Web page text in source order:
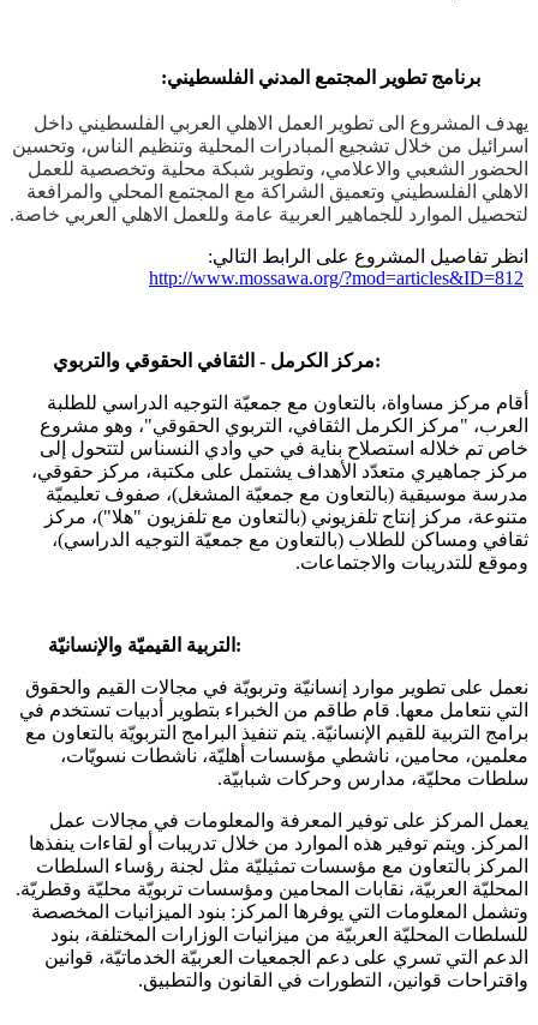
برنامج تطوير المجتمع المدني الفلسطيني:
يهدف المشروع الى تطوير العمل الاهلي العربي الفلسطيني داخل
اسرائيل من خلال تشجيع المبادرات المحلية وتنظيم الناس، وتحسين
الحضور الشعبي والاعلامي، وتطوير شبكة محلية وتخصصية للعمل
الاهلي الفلسطيني وتعميق الشراكة مع المجتمع المحلي والمرافعة
لتحصيل الموارد للجماهير العربية عامة وللعمل الاهلي العربي خاصة.
انظر تفاصيل المشروع على الرابط التالي:
http://www.mossawa.org/?mod=articles&ID=812
مركز الكرمل - الثقافي الحقوقي والتربوي:
أقام مركز مساواة، بالتعاون مع جمعيّة التوجيه الدراسي للطلبة
العرب، "مركز الكرمل الثقافي، التربوي الحقوقي"، وهو مشروع
خاص تم خلاله استصلاح بناية في حي وادي النسناس لتتحول إلى
مركز جماهيري متعدّد الأهداف يشتمل على مكتبة، مركز حقوقي،
مدرسة موسيقية (بالتعاون مع جمعيّة المشغل)، صفوف تعليميّة
متنوعة، مركز إنتاج تلفزيوني (بالتعاون مع تلفزيون "هلا")، مركز
ثقافي ومساكن للطلاب (بالتعاون مع جمعيّة التوجيه الدراسي)،
وموقع للتدريبات والاجتماعات.
التربية القيميّة والإنسانيّة:
نعمل على تطوير موارد إنسانيّة وتربويّة في مجالات القيم والحقوق
التي نتعامل معها. قام طاقم من الخبراء بتطوير أدبيات تستخدم في
برامج التربية للقيم الإنسانيّة. يتم تنفيذ البرامج التربويّة بالتعاون مع
معلمين، محامين، ناشطي مؤسسات أهليّة، ناشطات نسويّات،
سلطات محليّة، مدارس وحركات شبابيّة.
يعمل المركز على توفير المعرفة والمعلومات في مجالات عمل
المركز. ويتم توفير هذه الموارد من خلال تدريبات أو لقاءات ينفذها
المركز بالتعاون مع مؤسسات تمثيليّة مثل لجنة رؤساء السلطات
المحليّة العربيّة، نقابات المحامين ومؤسسات تربويّة محليّة وقطريّة.
وتشمل المعلومات التي يوفرها المركز: بنود الميزانيات المخصصة
للسلطات المحليّة العربيّة من ميزانيات الوزارات المختلفة، بنود
الدعم التي تسري على دعم الجمعيات العربيّة الخدماتيّة، قوانين
واقتراحات قوانين، التطورات في القانون والتطبيق.